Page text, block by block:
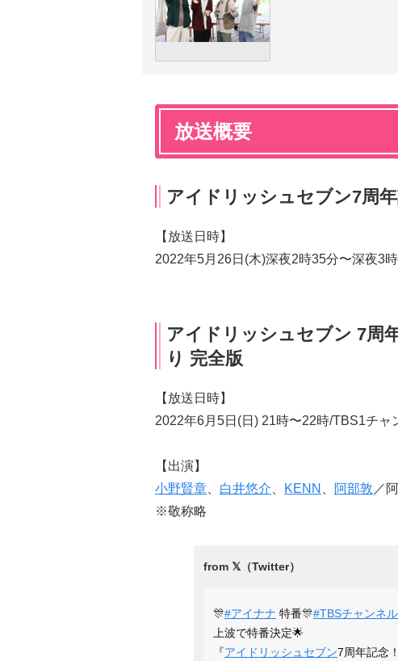
放送概要
アイドリッシュセブン7周
【放送日時】
2022年5月26日(木)深夜2時35分〜深夜3
アイドリッシュセブン 7周
り 完全版
【放送日時】
2022年6月5日(日) 21時〜22時/TBS1チャ
【出演】
小野賢章
白井悠介 KENN 阿部敦 ／
※敬称略
🎊#アイナナ 特番🎊#TBSチャンネ
上波で特番決定🌟
『アイドリッシュセブン7周年記念！